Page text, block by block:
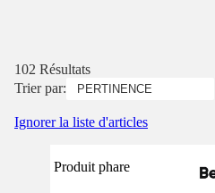
102 Résultats
Trier par:
Ignorer la liste d'articles
Produit phare